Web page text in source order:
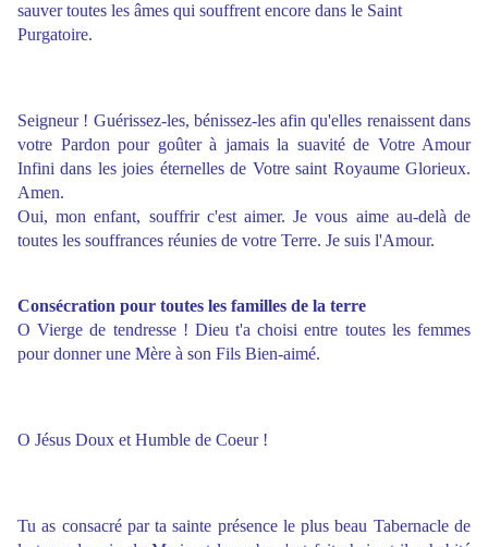
sauver toutes les âmes qui souffrent encore dans le Saint
Purgatoire.
Seigneur ! Guérissez-les, bénissez-les afin qu'elles renaissent dans
votre Pardon pour goûter à jamais la suavité de Votre Amour
Infini dans les joies éternelles de Votre saint Royaume Glorieux.
Amen.
Oui, mon enfant, souffrir c'est aimer. Je vous aime au-delà de
toutes les souffrances réunies de votre Terre. Je suis l'Amour.
Consécration pour toutes les familles de la terre
O Vierge de tendresse ! Dieu t'a choisi entre toutes les femmes
pour donner une Mère à son Fils Bien-aimé.
O Jésus Doux et Humble de Coeur !
Tu as consacré par ta sainte présence le plus beau Tabernacle de